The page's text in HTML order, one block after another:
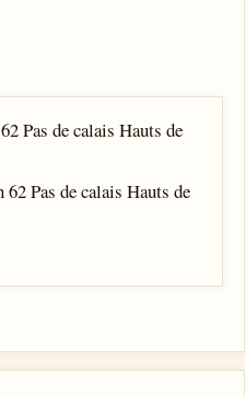
Pas de calais Hauts de
Pas de calais Hauts de